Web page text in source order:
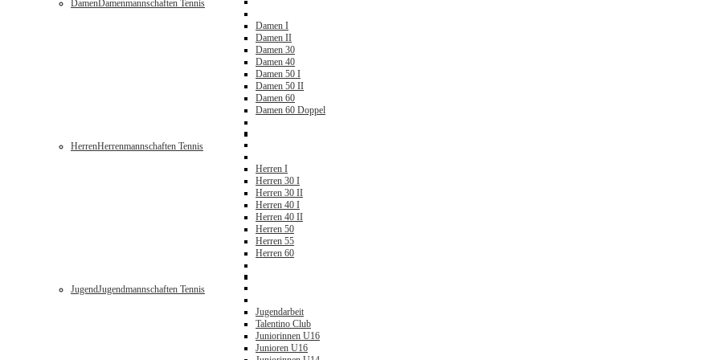
DamenDamenmannschaften Tennis
Damen I
Damen II
Damen 30
Damen 40
Damen 50 I
Damen 50 II
Damen 60
Damen 60 Doppel
HerrenHerrenmannschaften Tennis
Herren I
Herren 30 I
Herren 30 II
Herren 40 I
Herren 40 II
Herren 50
Herren 55
Herren 60
JugendJugendmannschaften Tennis
Jugendarbeit
Talentino Club
Juniorinnen U16
Junioren U16